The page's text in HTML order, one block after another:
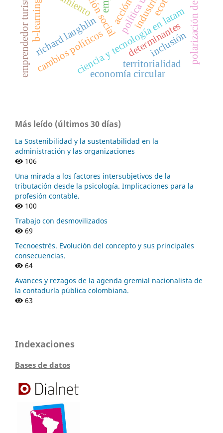
richard laughlinciencia y tecnología en latam
economía circular
determinantes
cambios políticos territorialidad
inclusión
emprendedor turísticob-learning
Más leído (últimos 30 días)
La Sostenibilidad y la sustentabilidad en la
administración y las organizaciones
106
Una mirada a los factores intersubjetivos de la
tributación desde la psicología. Implicaciones para la
profesión contable.
100
Trabajo con desmovilizados
69
Tecnoestrés. Evolución del concepto y sus principales
consecuencias.
64
Avances y rezagos de la agenda gremial nacionalista de
la contaduría pública colombiana.
63
Indexaciones
Bases de datos